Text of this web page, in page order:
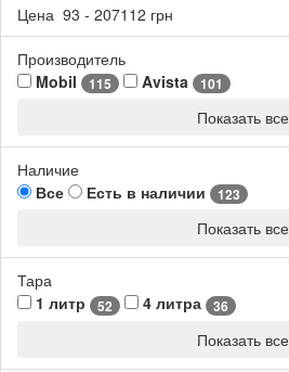
Цена 93 - 207112 грн
Производитель
Mobil
115 Avista 101
Показать все
Наличие
Все
Есть в наличии 123
Показать все
Тара
1 литр
52 4 литра 36
Показать все